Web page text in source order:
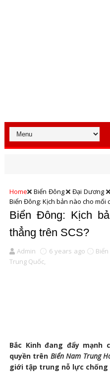
Home Biển Đông Đại Dương
Biển Đông: Kịch bản nào cho mối
Biển Đông: Kịch
thẳng trên SCS?
Admin 6 years ago
Trung Quốc,
Bắc Kinh đang đẩy mạnh
quyền trên Biển Nam Trung
giới tập trung nỗ lực chống